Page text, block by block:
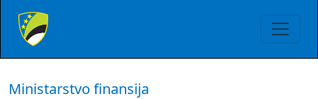
Ministarstvo finansija